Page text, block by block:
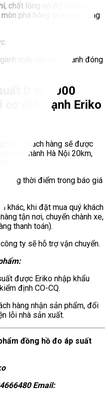
chất lỏng có độ nhớt cao
phá hỏng chân ren bằng
máy nén khí, ngành đóng
0 to 1000
cơ điện lạnh Eriko
, quý khách hàng sẽ được
nội thành Hà Nội 20km,
đúng thời điểm trong báo giá
khác, khi đặt mua quý khách
tận nơi, chuyển chành xe,
thanh toán).
ty sẽ hỗ trợ vận chuyển.
được Eriko nhập khẩu
định CO-CQ.
hàng nhận sản phẩm, đổi
lỗi nhà sản xuất.
đồng hồ đo áp suất
Email: